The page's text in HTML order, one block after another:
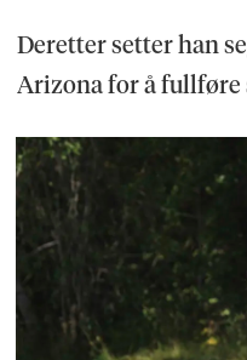
Deretter setter han
Arizona for å